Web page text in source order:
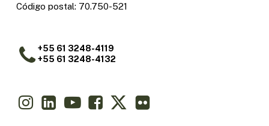
Código postal: 70.750-521
+55 61 3248-4119
+55 61 3248-4132